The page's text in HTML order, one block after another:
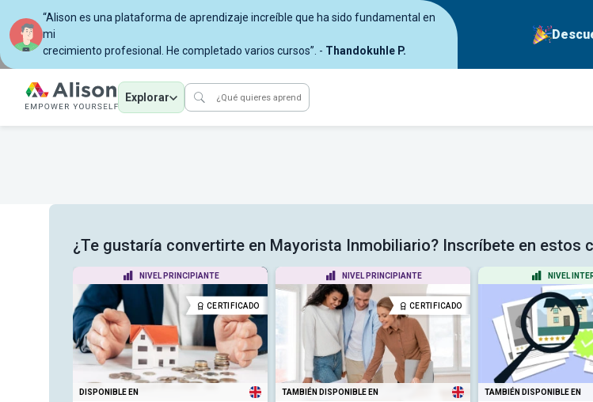
“Alison es una plataforma de aprendizaje increíble que ha sido fundamental en
mi
crecimiento profesional. He completado varios cursos”. - Thandokuhle P.
Explorar
¿Te gustaría convertirte en Mayorista Inmobiliario? Inscríbete en
NIVEL PRINCIPIANTE
CERTIFICADO
DISPONIBLE EN
NIVEL PRINCIPIANTE
CERTIFICADO
TAMBIÉN DISPONIBLE EN
NIVEL
TAMBIÉN DISPONIBLE EN